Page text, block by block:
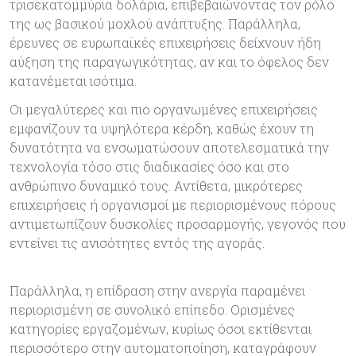
τρισεκατομμύρια δολάρια, επιβεβαιώνοντας τον ρόλο
της ως βασικού μοχλού ανάπτυξης. Παράλληλα,
έρευνες σε ευρωπαϊκές επιχειρήσεις δείχνουν ήδη
αύξηση της παραγωγικότητας, αν και το όφελος δεν
κατανέμεται ισότιμα.
Οι μεγαλύτερες και πιο οργανωμένες επιχειρήσεις
εμφανίζουν τα υψηλότερα κέρδη, καθώς έχουν τη
δυνατότητα να ενσωματώσουν αποτελεσματικά την
τεχνολογία τόσο στις διαδικασίες όσο και στο
ανθρώπινο δυναμικό τους. Αντίθετα, μικρότερες
επιχειρήσεις ή οργανισμοί με περιορισμένους πόρους
αντιμετωπίζουν δυσκολίες προσαρμογής, γεγονός που
εντείνει τις ανισότητες εντός της αγοράς.
Παράλληλα, η επίδραση στην ανεργία παραμένει
περιορισμένη σε συνολικό επίπεδο. Ορισμένες
κατηγορίες εργαζομένων, κυρίως όσοι εκτίθενται
περισσότερο στην αυτοματοποίηση, καταγράφουν